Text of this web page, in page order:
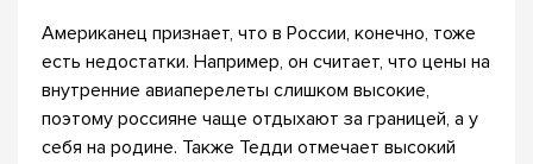
Американец признает, что в России, конечно, тоже
есть недостатки. Например, он считает, что цены на
внутренние авиаперелеты слишком высокие,
поэтому россияне чаще отдыхают за границей, а у
себя на родине. Также Тедди отмечает высокий